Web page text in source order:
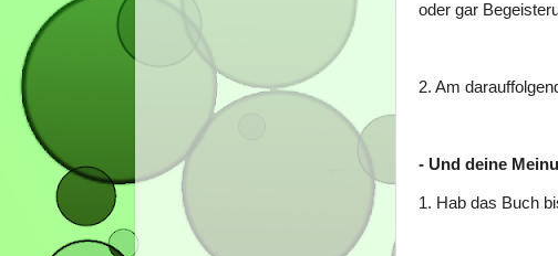
oder gar
2. Am
- Und deine
1. Hab das Buch